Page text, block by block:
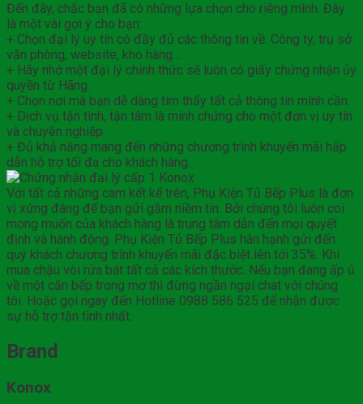
Đến đây, chắc bạn đã có những lựa chọn cho riêng mình. Đây
là một vài gợi ý cho bạn:
+ Chọn đại lý uy tín có đầy đủ các thông tin về: Công ty, trụ sở
văn phòng, website, kho hàng…
+ Hãy nhớ một đại lý chính thức sẽ luôn có giấy chứng nhận ủy
quyền từ Hãng.
+ Chọn nơi mà bạn dễ dàng tìm thấy tất cả thông tin mình cần.
+ Dịch vụ tận tình, tận tâm là minh chứng cho một đơn vị uy tín
và chuyên nghiệp.
+ Đủ khả năng mang đến những chương trình khuyến mãi hấp
dẫn hỗ trợ tối đa cho khách hàng.
Với tất cả những cam kết kể trên, Phụ Kiện Tủ Bếp Plus là đơn
vị xứng đáng để bạn gửi gắm niềm tin. Bởi chúng tôi luôn coi
mong muốn của khách hàng là trung tâm dẫn đến mọi quyết
định và hành động. Phụ Kiện Tủ Bếp Plus hân hạnh gửi đến
quý khách chương trình khuyến mãi đặc biệt lên tới 35%. Khi
mua chậu vòi rửa bát tất cả các kích thước. Nếu bạn đang ấp ủ
về một căn bếp trong mơ thì đừng ngần ngại chat với chúng
tôi. Hoặc gọi ngay đến Hotline 0988 586 525 để nhận được
sự hỗ trợ tận tình nhất.
Brand
Konox